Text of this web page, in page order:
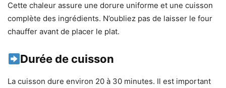
Cette chaleur assure une dorure uniforme et une cuisson
complète des ingrédients. N’oubliez pas de laisser le four
chauffer avant de placer le plat.
Durée de cuisson
La cuisson dure environ 20 à 30 minutes. Il est important